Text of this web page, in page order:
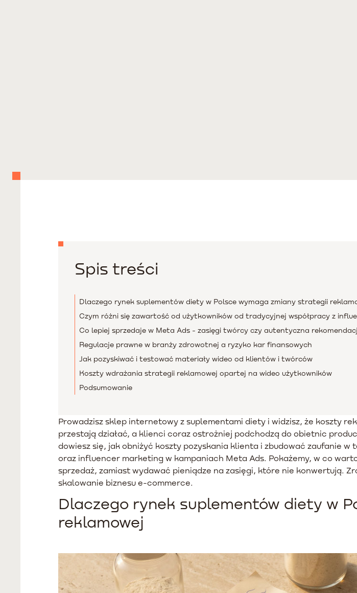
Spis treści
Dlaczego rynek suplementów diety w Polsce wymaga zmiany strategii
Czym różni się zawartość od użytkowników od tradycyjnej współpracy z
Co lepiej sprzedaje w Meta Ads - zasięgi twórcy czy autentyczna
Regulacje prawne w branży zdrowotnej a ryzyko kar finansowych
Jak pozyskiwać i testować materiały wideo od klientów i twórców
Koszty wdrażania strategii reklamowej opartej na wideo użytkowników
Podsumowanie
Prowadzisz sklep internetowy z suplementami diety i widzisz, że koszty
przestają działać, a klienci coraz ostrożniej podchodzą do obietnic
dowiesz się, jak obniżyć koszty pozyskania klienta i zbudować zaufanie
oraz influencer marketing w kampaniach Meta Ads. Pokażemy, w co
sprzedaż, zamiast wydawać pieniądze na zasięgi, które nie konwertują.
skalowanie biznesu e-commerce.
Dlaczego rynek suplementów diety w
reklamowej